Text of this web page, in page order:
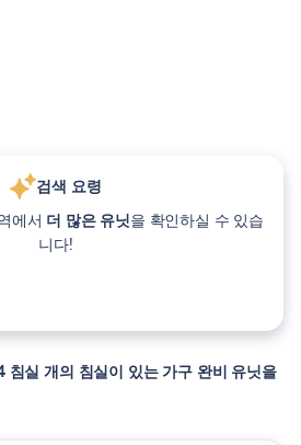
검색 요령
에서 더 많은 유닛을 확인하실 수 있습
니다!
실 개의 침실이 있는 가구 완비 유닛을